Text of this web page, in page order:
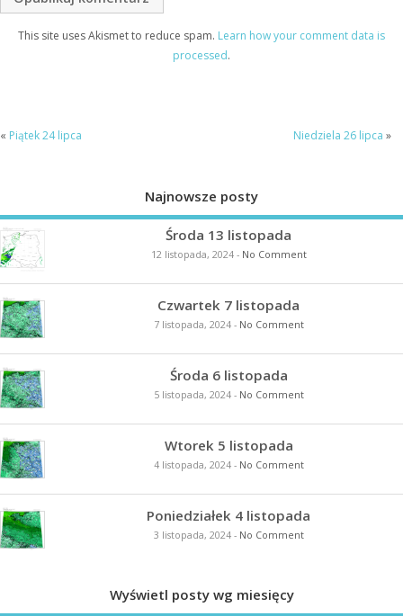
This site uses Akismet to reduce spam. Learn how your comment data is
processed.
« Piątek 24 lipca Niedziela 26 lipca »
Najnowsze posty
Środa 13 listopada
12 listopada, 2024- No Comment
Czwartek 7 listopada
7 listopada, 2024- No Comment
Środa 6 listopada
5 listopada, 2024- No Comment
Wtorek 5 listopada
4 listopada, 2024- No Comment
Poniedziałek 4 listopada
3 listopada, 2024- No Comment
Wyświetl posty wg miesięcy